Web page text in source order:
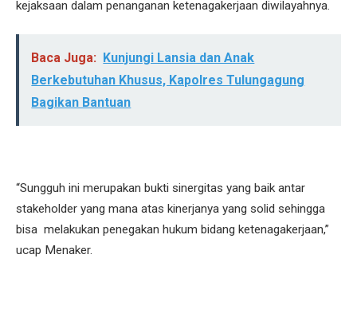
kejaksaan dalam penanganan ketenagakerjaan diwilayahnya.
Baca Juga: Kunjungi Lansia dan Anak
Berkebutuhan Khusus, Kapolres Tulungagung
Bagikan Bantuan
“Sungguh ini merupakan bukti sinergitas yang baik antar
stakeholder yang mana atas kinerjanya yang solid sehingga
bisa melakukan penegakan hukum bidang ketenagakerjaan,”
ucap Menaker.